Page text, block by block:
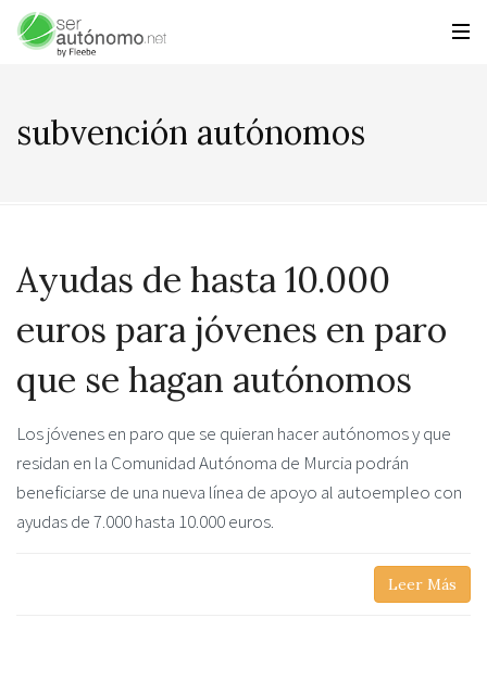
subvención autónomos
Ayudas de hasta 10.000
euros para jóvenes en paro
que se hagan autónomos
Los jóvenes en paro que se quieran hacer autónomos y que
residan en la Comunidad Autónoma de Murcia podrán
beneficiarse de una nueva línea de apoyo al autoempleo con
ayudas de 7.000 hasta 10.000 euros.
Leer Más